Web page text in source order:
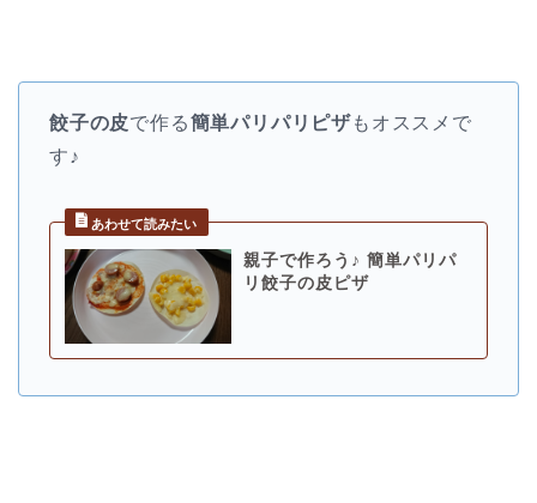
餃子の皮で作る簡単パリパリピザもオススメで
す♪
親子で作ろう♪ 簡単パリパ
リ餃子の皮ピザ